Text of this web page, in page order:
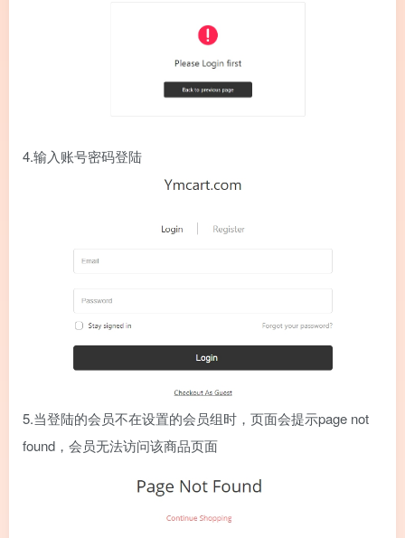
4.输入账号密码登陆
5.当登陆的会员不在设置的会员组时，页面会提示page not
found，会员无法访问该商品页面